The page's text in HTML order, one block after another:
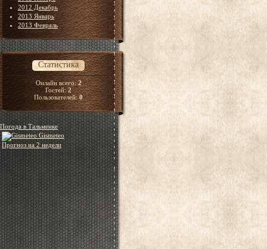
2012 Декабрь
2013 Январь
2013 Февраль
Статистика
Онлайн всего:2
Гостей:2
Пользователей:0
Погода в Тальменке
Gismeteo
Прогноз на 2 недели